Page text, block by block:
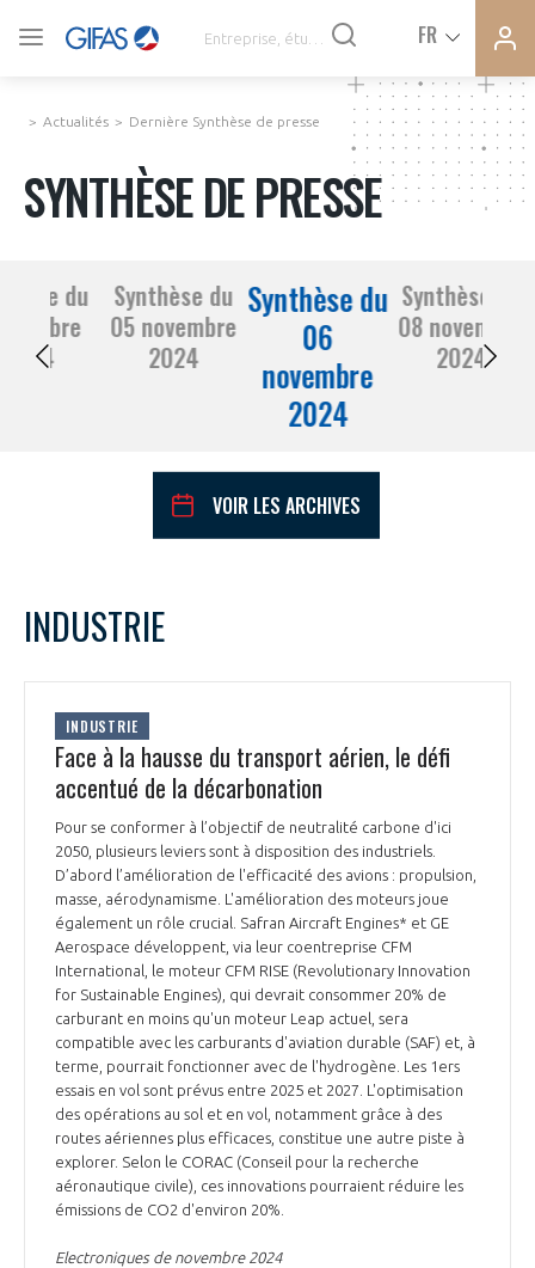
FR
SYNTHÈSE DE PRESSE
COMMUNIQUÉS DE PRESSE
LE GIFAS
NOTRE VISION
NOS MISSIONS
NOTRE HISTOIRE
ORGANISATION
LE CONSEIL DU GIFAS
L’ÉQUIPE DU GIFAS
NOS RÉSEAUX À L'INTERNATIONAL
FONCTIONNEMENT
GEADS
COMITÉ AERO PME
STARTAIR
COMMISSIONS ET COMITÉS
ACCOMPAGNEMENT DE NOS ADHÉRENTS
LES PROGRAMMES DU GIFAS
UN ÉCOSYSTÈME INTÉGRÉ ET COHÉRENT
POURQUOI DEVENIR MEMBRE ?
LA MÉDIATION
LA MÉDIATION DANS LA FILIÈRE AÉRONAUTIQUE ET SPATIALE
LE MÉDIATEUR DE LA FILIÈRE AÉRONAUTIQUE ET SPATIALE
MÉDIATION ET CHARTE D’ENGAGEMENT SUR LES RELATIONS ENTRE
CLIENTS ET FOURNISSEURS
LE SALON DU BOURGET
L'OBSERVATOIRE
CHIFFRES CLÉS
Actualités Dernière Synthèse de presse
SYNTHÈSE DE PRESSE
du
octobre
2024
Synthèse du
05 novembre
2024
Synthèse du
06
novembre
2024
Synthèse du
08 novembre
2024
VOIR LES ARCHIVES
L
1 2
3
12 16
18
19
INDUSTRIE
INDUSTRIE
Face à la hausse du transport aérien, le défi
accentué de la décarbonation
Pour se conformer à l’objectif de neutralité carbone d'ici
2050, plusieurs leviers sont à disposition des industriels.
D’abord l’amélioration de l'efficacité des avions : propulsion,
masse, aérodynamisme. L'amélioration des moteurs joue
également un rôle crucial. Safran Aircraft Engines* et GE
Aerospace développent, via leur coentreprise CFM
International, le moteur CFM RISE (Revolutionary Innovation
for Sustainable Engines), qui devrait consommer 20% de
carburant en moins qu'un moteur Leap actuel, sera
compatible avec les carburants d'aviation durable (SAF) et, à
terme, pourrait fonctionner avec de l'hydrogène. Les 1ers
essais en vol sont prévus entre 2025 et 2027. L'optimisation
des opérations au sol et en vol, notamment grâce à des
routes aériennes plus efficaces, constitue une autre piste à
explorer. Selon le CORAC (Conseil pour la recherche
aéronautique civile), ces innovations pourraient réduire les
émissions de CO2 d'environ 20%.
Electroniques de novembre 2024
VOUS ÊTES ADHÉRENTS
CONNEXION
PAS ENCORE ADHÉRENT ?
VOUS ÊTES UN PROFESSIONNEL DE LA FILIÈRE ?
votre réseau au sein d’un écosystème intégré et
Découvrez les avantages d'adhérer au GIFAS.
Rencontres, salons, données sectorielles,
programmes ...
DEMANDE D’ADHÉSION
DEMANDE D’ADHÉSION
Avez-vous un statut de droit français ?
OUI NON